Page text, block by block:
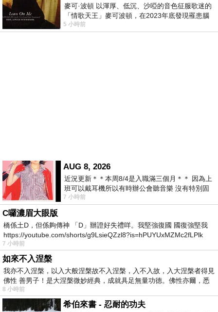
麥可·波頓 以渾厚、低沉、沙啞的音色征服歌迷的
「情歌天王」麥可波頓，在2023年底發現罹患腦
瘤「祈禱早日康復，一切都好」。
5 小時前
AUG 8, 2026
近況更新＊＊本周8/4是入職滿三個月＊＊ 因為上
班可以戴耳機所以有時辦公會聽音樂 沒有特別固
定哪天但就是一周某一天會固定聽'90
7 小時前
C囉濃眉大眼版
橋係土D，但係夠傳神 「D」辦證好失禮咩。我堅強復國 國復強堅我
https://youtube.com/shorts/g9LsieQZzl8?is=hPUYUxMZMc2fLPlk
7 小時前
如來不入涅槃
我亦不入涅槃，以入大般涅槃故不入涅槃，入不入故，入大涅槃者得見
佛性 善男子！是大涅槃微妙經典，成就具足無量功德。佛性亦爾，悉
8 小時前
希伯來書 - 忍耐的功夫